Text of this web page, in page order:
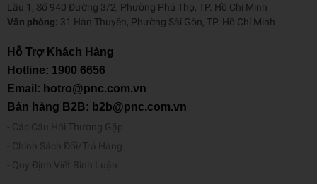
Lầu 1, Số 940 Đường 3/2, Phường Phú Thọ, TP. Hồ Chí Minh
Văn phòng: 31 Hàn Thuyên, Phường Sài Gòn, TP. Hồ Chí Minh
Hỗ Trợ Khách Hàng
Hotline: 1900 6656
Email: hotro@pnc.com.vn
Bán hàng B2B: b2b@pnc.com.vn
Các Câu Hỏi Thường Gặp
Chính Sách Đổi/Trả Hàng
Quy Định Viết Bình Luận